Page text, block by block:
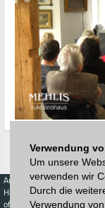
Verwendung
Um unsere
verwenden wir
Durch die
Verwendung
Auctions
Highest acceptance
of bids
Buy
Live-